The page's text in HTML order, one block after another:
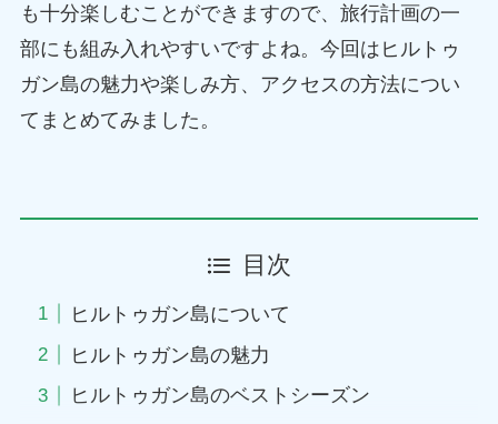
も十分楽しむことができますので、旅行計画の一
部にも組み入れやすいですよね。今回はヒルトゥ
ガン島の魅力や楽しみ方、アクセスの方法につい
てまとめてみました。
目次
ヒルトゥガン島について
ヒルトゥガン島の魅力
ヒルトゥガン島のベストシーズン